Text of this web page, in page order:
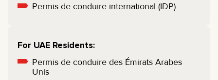
Permis de conduire international (IDP)
For UAE Residents:
Permis de conduire des Émirats Arabes
Unis